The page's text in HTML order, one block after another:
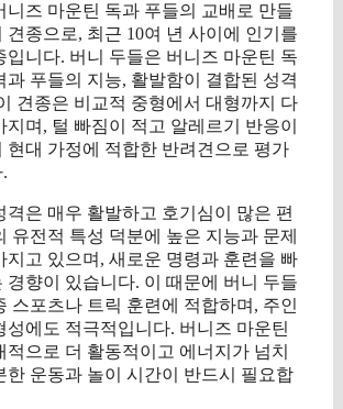
니즈 마운틴 독과 푸들의 교배로 만들
견종으로, 최근 10여 년 사이에 인기를
입니다. 버니 두들은 버니즈 마운틴 독
과 푸들의 지능, 활발함이 결합된 성격
견종은 비교적 중형에서 대형까지 다
지며, 털 빠짐이 적고 알레르기 반응이
현대 가정에 적합한 반려견으로 평가
격은 매우 활발하고 호기심이 많은 편
유전적 특성 덕분에 높은 지능과 문제
지고 있으며, 새로운 명령과 훈련을 빠
경향이 있습니다. 이 때문에 버니 두들
스포츠나 트릭 훈련에 적합하며, 주인
성에도 적극적입니다. 버니즈 마운틴
적으로 더 활동적이고 에너지가 넘치
한 운동과 놀이 시간이 반드시 필요합